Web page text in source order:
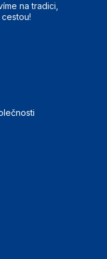
na tradici,